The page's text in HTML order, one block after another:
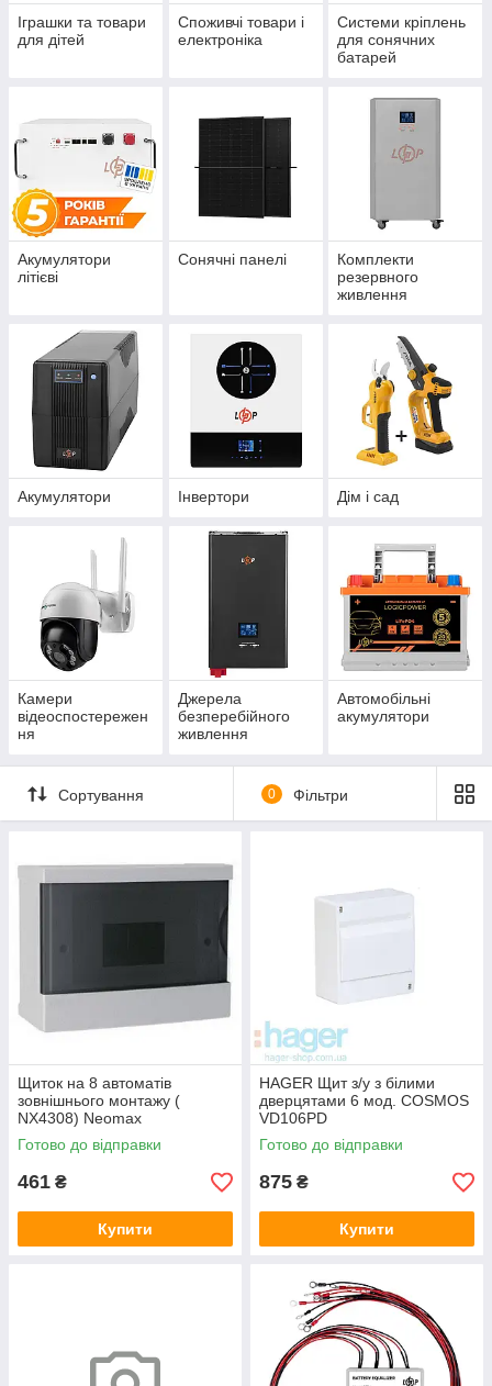
Іграшки та товари
для дітей
Споживчі товари і
електроніка
Системи кріплень
для сонячних
батарей
Акумулятори
літієві
Сонячні панелі
Комплекти
резервного
живлення
Акумулятори Інвертори Дім і сад
Камери
відеоспостережен
ня
Джерела
безперебійного
живлення
Автомобільні
акумулятори
Сортування 0 Фільтри
Щиток на 8 автоматів
зовнішнього монтажу (
NX4308) Neomax
Готово до відправки
461 ₴
Купити
HAGER Щит з/у з білими
дверцятами 6 мод. COSMOS
VD106PD
Готово до відправки
875 ₴
Купити